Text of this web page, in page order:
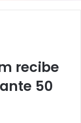
recibe
50